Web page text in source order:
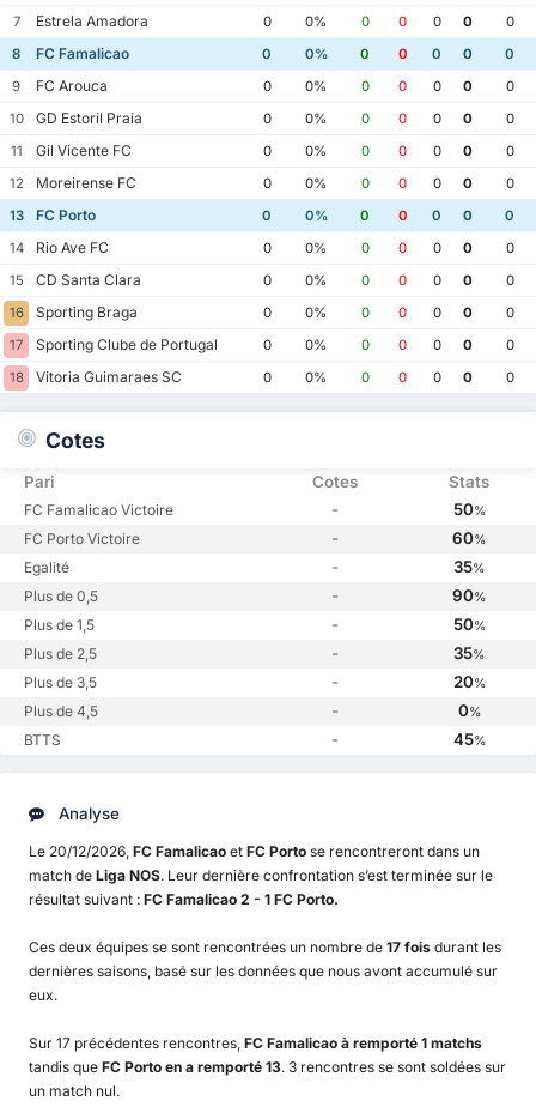
7
Estrela Amadora 0 0% 0 0 0 0
0
8
FC Famalicao 0 0% 0 0 0 0
0
9
FC Arouca 0 0% 0 0 0 0
0
10
GD Estoril Praia 0 0% 0 0 0 0
0
11
Gil Vicente FC 0 0% 0 0 0 0
0
12
Moreirense FC 0 0% 0 0 0 0
0
13
FC Porto 0 0% 0 0 0 0
0
14
Rio Ave FC 0 0% 0 0 0 0
0
15
CD Santa Clara 0 0% 0 0 0 0
0
16
Sporting Braga 0 0% 0 0 0 0
0
17
Sporting Clube de Portugal 0 0% 0 0 0 0
0
18
Vitoria Guimaraes SC 0 0% 0 0 0 0 0
Cotes
Pari Cotes Stats
FC Famalicao Victoire - 50%
FC Porto Victoire - 60%
Egalité - 35%
Plus de 0,5 - 90%
Plus de 1,5 - 50%
Plus de 2,5 - 35%
Plus de 3,5 - 20%
Plus de 4,5 - 0%
BTTS - 45%
Analyse
Le 20/12/2026, FC Famalicao et FC Porto se rencontreront dans un
match de Liga NOS. Leur dernière confrontation s’est terminée sur le
résultat suivant : FC Famalicao 2 - 1 FC Porto.
Ces deux équipes se sont rencontrées un nombre de 17 fois durant les
dernières saisons, basé sur les données que nous avont accumulé sur
eux.
Sur 17 précédentes rencontres, FC Famalicao à remporté 1 matchs
tandis que FC Porto en a remporté 13. 3 rencontres se sont soldées sur
un match nul.